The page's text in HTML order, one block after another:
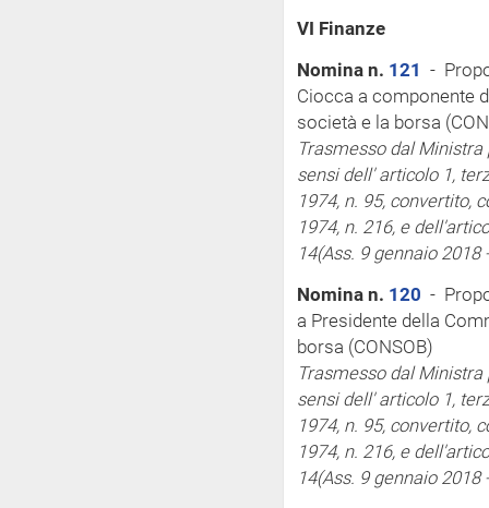
VI Finanze
Nomina n. 121 -
Ciocca a componente
società e la borsa
Trasmesso dal
sensidell' articolo 1,
1974, n. 95, convertito,
1974, n. 216, e
14(Ass. 9 gennaio
Nomina n. 120 -
a Presidente della
borsa (CONSOB)
Trasmesso dal
sensidell' articolo 1,
1974, n. 95, convertito,
1974, n. 216, e
14(Ass. 9 gennaio